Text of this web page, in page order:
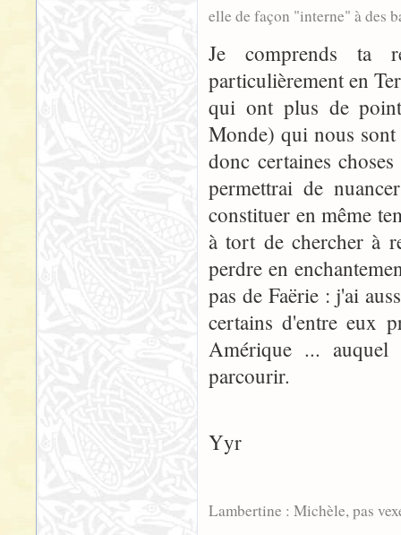
elle de façon "interne" à des
Je comprends ta
particulièrement en
qui ont plus de
Monde) qui nous
donc certaines
permettrai de
constituer en même
à tort de chercher à
perdre en
pas de Faërie : j'ai
certains d'entre eux
Amérique ...
parcourir.
Yyr
Lambertine : Michèle, pas